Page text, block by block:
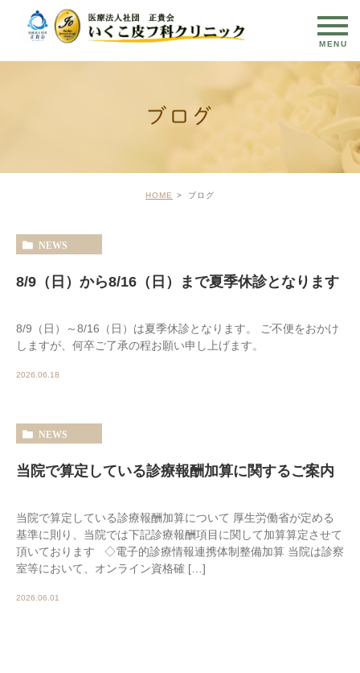
ブログ
HOME ブログ
NEWS
8/9（日）から8/16（日）まで夏季休診となります
8/9（日）～8/16（日）は夏季休診となります。 ご不便をおかけ
しますが、何卒ご了承の程お願い申し上げます。
2026.06.18
NEWS
当院で算定している診療報酬加算に関するご案内
当院で算定している診療報酬加算について 厚生労働省が定める
基準に則り、当院では下記診療報酬項目に関して加算算定させて
頂いております ◇電子的診療情報連携体制整備加算 当院は診察
室等において、オンライン資格確 […]
2026.06.01